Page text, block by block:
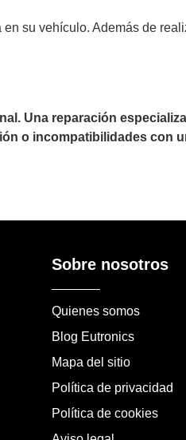
su vehículo. Además de
Una reparación
o incompatibilidades con
Sobre nosotros
Quienes somos
Blog Eutronics
Mapa del sitio
Política de privacidad
Política de cookies